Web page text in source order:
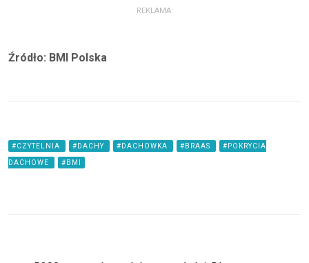
REKLAMA:
Źródło: BMI Polska
#CZYTELNIA #DACHY #DACHOWKA #BRAAS #POKRYCIA
DACHOWE #BMI